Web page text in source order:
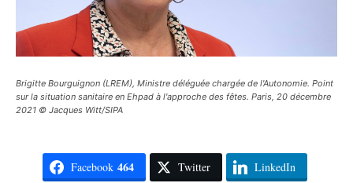
Brigitte Bourguignon (LREM), Ministre déléguée chargée de l'Autonomie. Point
sur la situation sanitaire en Ehpad à l'approche des fêtes. Paris, 20 décembre
2021 © Jacques Witt/SIPA
Facebook 464 Twitter LinkedIn